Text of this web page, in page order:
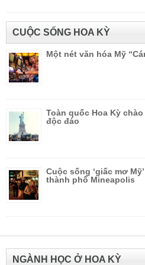
CUỘC SỐNG HOA KỲ
Một nét văn hóa Mỹ
Toàn quốc Hoa Kỳ
độc đáo
Cuộc sống ‘giấc mơ
thành phố Mineapolis
NGÀNH HỌC Ở HOA KỲ